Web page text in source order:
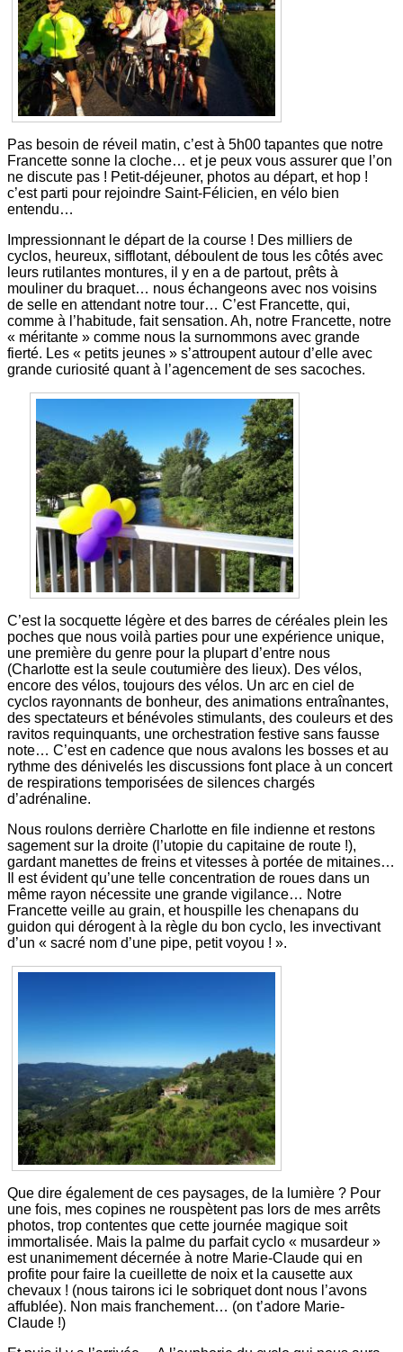
Pas besoin de réveil matin, c’est à 5h00 tapantes que notre
Francette sonne la cloche… et je peux vous assurer que l’on
ne discute pas ! Petit-déjeuner, photos au départ, et hop !
c’est parti pour rejoindre Saint-Félicien, en vélo bien
entendu…
Impressionnant le départ de la course ! Des milliers de
cyclos, heureux, sifflotant, déboulent de tous les côtés avec
leurs rutilantes montures, il y en a de partout, prêts à
mouliner du braquet… nous échangeons avec nos voisins
de selle en attendant notre tour… C’est Francette, qui,
comme à l’habitude, fait sensation. Ah, notre Francette, notre
« méritante » comme nous la surnommons avec grande
fierté. Les « petits jeunes » s’attroupent autour d’elle avec
grande curiosité quant à l’agencement de ses sacoches.
C’est la socquette légère et des barres de céréales plein les
poches que nous voilà parties pour une expérience unique,
une première du genre pour la plupart d’entre nous
(Charlotte est la seule coutumière des lieux). Des vélos,
encore des vélos, toujours des vélos. Un arc en ciel de
cyclos rayonnants de bonheur, des animations entraînantes,
des spectateurs et bénévoles stimulants, des couleurs et des
ravitos requinquants, une orchestration festive sans fausse
note… C’est en cadence que nous avalons les bosses et au
rythme des dénivelés les discussions font place à un concert
de respirations temporisées de silences chargés
d’adrénaline.
Nous roulons derrière Charlotte en file indienne et restons
sagement sur la droite (l’utopie du capitaine de route !),
gardant manettes de freins et vitesses à portée de mitaines…
Il est évident qu’une telle concentration de roues dans un
même rayon nécessite une grande vigilance… Notre
Francette veille au grain, et houspille les chenapans du
guidon qui dérogent à la règle du bon cyclo, les invectivant
d’un « sacré nom d’une pipe, petit voyou ! ».
Que dire également de ces paysages, de la lumière ? Pour
une fois, mes copines ne rouspètent pas lors de mes arrêts
photos, trop contentes que cette journée magique soit
immortalisée. Mais la palme du parfait cyclo « musardeur »
est unanimement décernée à notre Marie-Claude qui en
profite pour faire la cueillette de noix et la causette aux
chevaux ! (nous tairons ici le sobriquet dont nous l’avons
affublée). Non mais franchement… (on t’adore Marie-
Claude !)